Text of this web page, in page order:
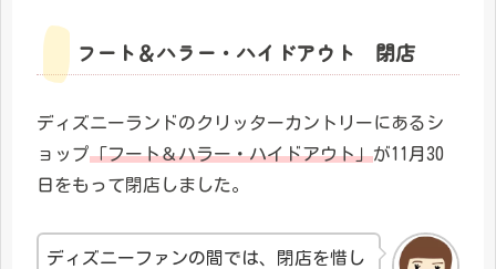
フート＆ハラー・ハイドアウト 閉店
ディズニーランドのクリッターカントリーにあるシ
ョップ「フート＆ハラー・ハイドアウト」が11月30
日をもって閉店しました。
ディズニーファンの間では、閉店を惜し